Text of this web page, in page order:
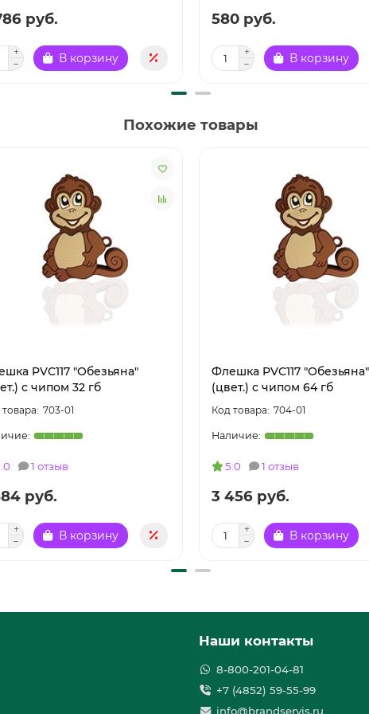
руб.
В корзину
580 руб.
В корзину
Похожие товары
PVC117 "Обезьяна"
с чипом 32 гб
703-01
1 отзыв
руб.
В корзину
Флешка PVC117 "Обезьяна"
(цвет.) с чипом 64 гб
704-01
5.0 1 отзыв
3 456 руб.
В корзину
Наши контакты
8-800-201-04-81
+7 (4852) 59-55-99
info@brandservis.ru